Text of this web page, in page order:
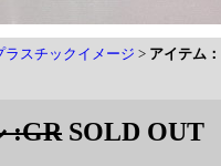
ラスチックイメージ > アイテム：
:GR SOLD OUT